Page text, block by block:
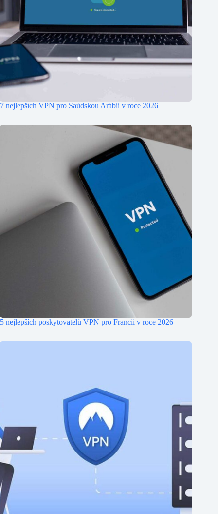
7 nejlepších VPN pro Saúdskou Arábii v roce 2026
5 nejlepších poskytovatelů VPN pro Francii v roce 2026